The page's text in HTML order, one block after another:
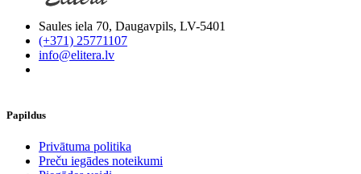
Saules iela 70, Daugavpils, LV-5401
(+371) 25771107
info@elitera.lv
Papildus
​Privātuma politika
Preču iegādes noteikumi